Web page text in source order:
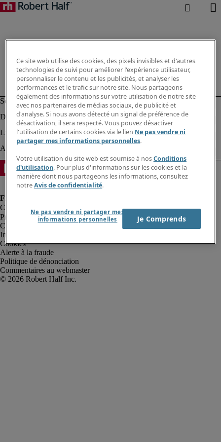
Protection des données personnelles
Conditions d’utilisation
Informations sur la société
Cookies
Alerte à la fraude
Politique de dénonciation
Commentaires au webmaster
Ce site web utilise des cookies, des pixels invisibles et d'autres
technologies de suivi pour améliorer l'expérience utilisateur,
personnaliser le contenu et les publicités, et analyser les
performances et le trafic sur notre site. Nous partageons
également des informations sur votre utilisation de notre site
avec nos partenaires de médias sociaux, de publicité et
d'analyse. Si nous avons détecté un signal de préférence de
désactivation, il sera respecté. Vous pouvez désactiver
l'utilisation de certains cookies via le lien Ne pas vendre ni
partager mes informations personnelles.
Votre utilisation du site web est soumise à nosConditions
d'utilisation. Pour plus d'informations sur les cookies et la
manière dont nous partageons les informations, consultez
notreAvis de confidentialité.
Ne pas vendre ni partager mes
informations personnelles
Je Comprends